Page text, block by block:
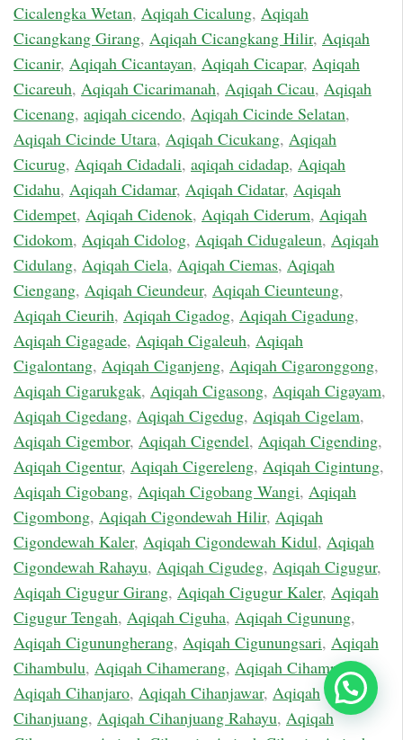
Cicalengka Wetan, Aqiqah Cicalung, Aqiqah
Cicangkang Girang, Aqiqah Cicangkang Hilir, Aqiqah
Cicanir, Aqiqah Cicantayan, Aqiqah Cicapar, Aqiqah
Cicareuh, Aqiqah Cicarimanah, Aqiqah Cicau, Aqiqah
Cicenang, aqiqah cicendo, Aqiqah Cicinde Selatan,
Aqiqah Cicinde Utara, Aqiqah Cicukang, Aqiqah
Cicurug, Aqiqah Cidadali, aqiqah cidadap, Aqiqah
Cidahu, Aqiqah Cidamar, Aqiqah Cidatar, Aqiqah
Cidempet, Aqiqah Cidenok, Aqiqah Ciderum, Aqiqah
Cidokom, Aqiqah Cidolog, Aqiqah Cidugaleun, Aqiqah
Cidulang, Aqiqah Ciela, Aqiqah Ciemas, Aqiqah
Ciengang, Aqiqah Cieundeur, Aqiqah Cieunteung,
Aqiqah Cieurih, Aqiqah Cigadog, Aqiqah Cigadung,
Aqiqah Cigagade, Aqiqah Cigaleuh, Aqiqah
Cigalontang, Aqiqah Ciganjeng, Aqiqah Cigaronggong,
Aqiqah Cigarukgak, Aqiqah Cigasong, Aqiqah Cigayam,
Aqiqah Cigedang, Aqiqah Cigedug, Aqiqah Cigelam,
Aqiqah Cigembor, Aqiqah Cigendel, Aqiqah Cigending,
Aqiqah Cigentur, Aqiqah Cigereleng, Aqiqah Cigintung,
Aqiqah Cigobang, Aqiqah Cigobang Wangi, Aqiqah
Cigombong, Aqiqah Cigondewah Hilir, Aqiqah
Cigondewah Kaler, Aqiqah Cigondewah Kidul, Aqiqah
Cigondewah Rahayu, Aqiqah Cigudeg, Aqiqah Cigugur,
Aqiqah Cigugur Girang, Aqiqah Cigugur Kaler, Aqiqah
Cigugur Tengah, Aqiqah Ciguha, Aqiqah Cigunung,
Aqiqah Cigunungherang, Aqiqah Cigunungsari, Aqiqah
Cihambulu, Aqiqah Cihamerang, Aqiqah Cihampelas,
Aqiqah Cihanjaro, Aqiqah Cihanjawar, Aqiqah
Cihanjuang, Aqiqah Cihanjuang Rahayu, Aqiqah
Chat Sekarang